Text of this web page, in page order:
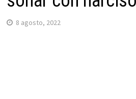
8 agosto, 2022